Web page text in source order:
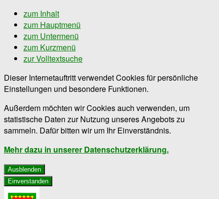
zum Inhalt
zum Hauptmenü
zum Untermenü
zum Kurzmenü
zur Volltextsuche
Dieser Internetauftritt verwendet Cookies für persönliche
Einstellungen und besondere Funktionen.
Außerdem möchten wir Cookies auch verwenden, um
statistische Daten zur Nutzung unseres Angebots zu
sammeln. Dafür bitten wir um Ihr Einverständnis.
Mehr dazu in unserer Datenschutzerklärung.
Ausblenden
Einverstanden